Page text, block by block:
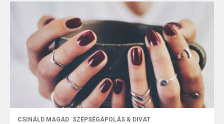
CSINÁLD MAGAD SZÉPSÉGÁPOLÁS & DIVAT